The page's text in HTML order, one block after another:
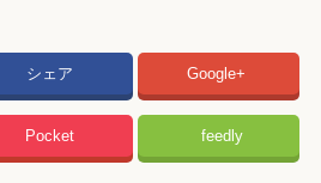
シェア Google+
Pocket feedly